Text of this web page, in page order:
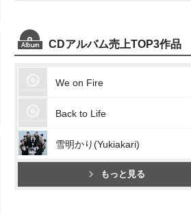
CDアルバム売上TOP3作品
We on Fire
Back to Life
雪明かり(Yukiakari)
もっと見る